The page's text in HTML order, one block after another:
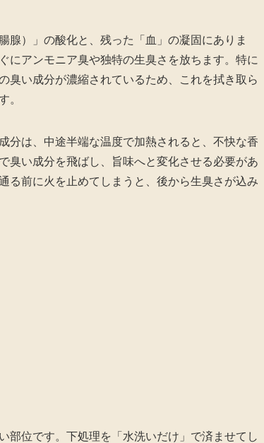
腺）」の酸化と、残った「血」の凝固にありま
にアンモニア臭や独特の生臭さを放ちます。特に
臭い成分が濃縮されているため、これを拭き取ら
。
分は、中途半端な温度で加熱されると、不快な香
臭い成分を飛ばし、旨味へと変化させる必要があ
る前に火を止めてしまうと、後から生臭さが込み
部位です。下処理を「水洗いだけ」で済ませてし